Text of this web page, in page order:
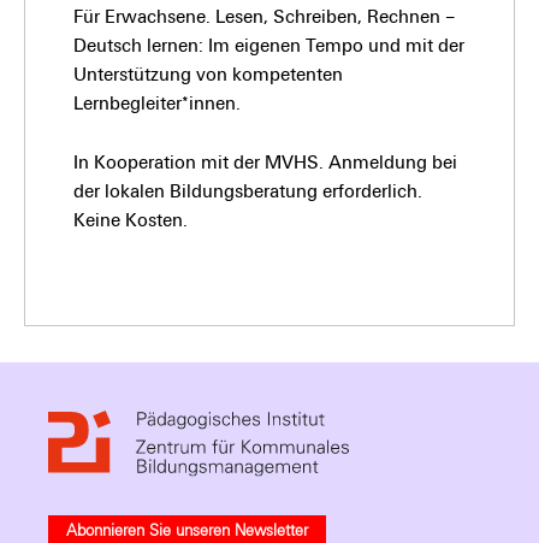
Für Erwachsene. Lesen, Schreiben, Rechnen –
Deutsch lernen: Im eigenen Tempo und mit der
Unterstützung von kompetenten
Lernbegleiter*innen.
In Kooperation mit der MVHS. Anmeldung bei
der lokalen Bildungsberatung erforderlich.
Keine Kosten.
Abonnieren Sie unseren Newsletter